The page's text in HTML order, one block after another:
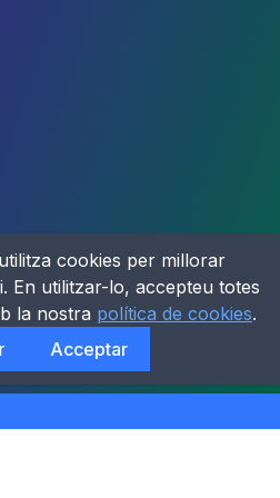
cookies per millorar
En utilitzar-lo, accepteu totes
la nostra política de cookies.
Acceptar